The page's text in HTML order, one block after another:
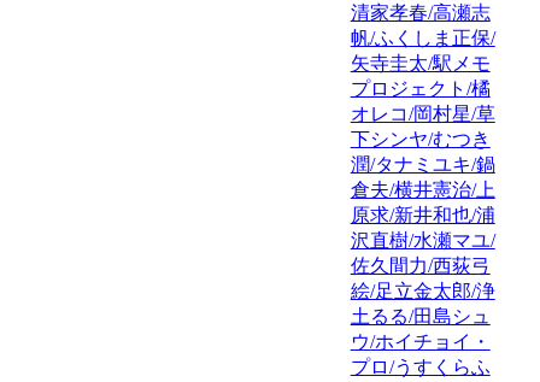
清家孝春/高瀬志
帆/ふくしま正保/
矢寺圭太/駅メモ
プロジェクト/橘
オレコ/岡村星/草
下シンヤ/むつき
潤/タナミユキ/鍋
倉夫/横井憲治/上
原求/新井和也/浦
沢直樹/水瀬マユ/
佐久間力/西荻弓
絵/足立金太郎/浄
土るる/田島シュ
ウ/ホイチョイ・
プロ/うすくらふ